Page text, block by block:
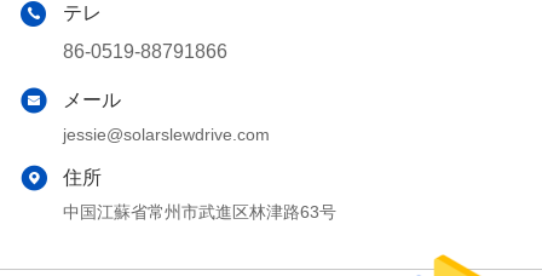
テレ
86-0519-88791866
メール
jessie@solarslewdrive.com
住所
中国江蘇省常州市武進区林津路63号